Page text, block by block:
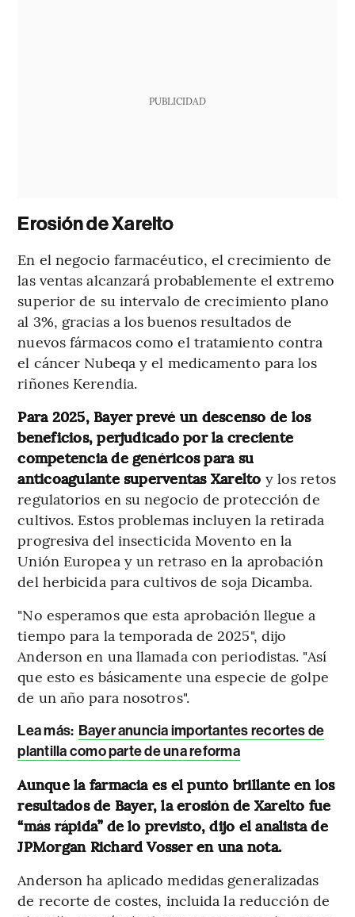
PUBLICIDAD
Erosión de Xarelto
En el negocio farmacéutico, el crecimiento de
las ventas alcanzará probablemente el extremo
superior de su intervalo de crecimiento plano
al 3%, gracias a los buenos resultados de
nuevos fármacos como el tratamiento contra
el cáncer Nubeqa y el medicamento para los
riñones Kerendia.
Para 2025, Bayer prevé un descenso de los
beneficios, perjudicado por la creciente
competencia de genéricos para su
anticoagulante superventas Xarelto y los retos
regulatorios en su negocio de protección de
cultivos. Estos problemas incluyen la retirada
progresiva del insecticida Movento en la
Unión Europea y un retraso en la aprobación
del herbicida para cultivos de soja Dicamba.
"No esperamos que esta aprobación llegue a
tiempo para la temporada de 2025", dijo
Anderson en una llamada con periodistas. "Así
que esto es básicamente una especie de golpe
de un año para nosotros".
Lea más: Bayer anuncia importantes recortes de
plantilla como parte de una reforma
Aunque la farmacia es el punto brillante en los
resultados de Bayer, la erosión de Xarelto fue
“más rápida” de lo previsto, dijo el analista de
JPMorgan Richard Vosser en una nota.
Anderson ha aplicado medidas generalizadas
de recorte de costes, incluida la reducción de